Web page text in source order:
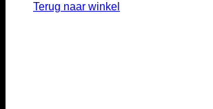
Terug naar winkel